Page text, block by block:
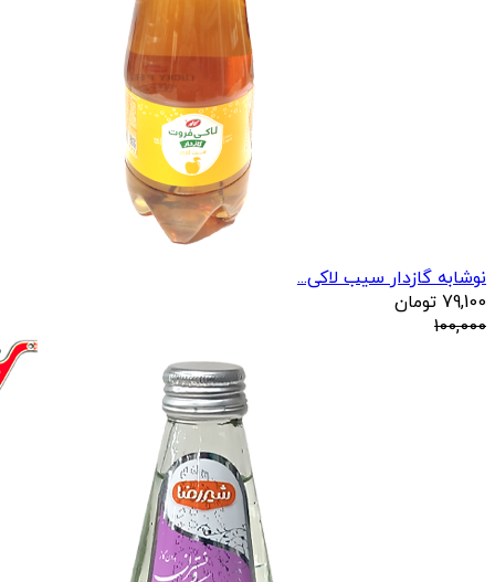
نوشابه گازدار سیب لاکی...
79,100 تومان
100,000